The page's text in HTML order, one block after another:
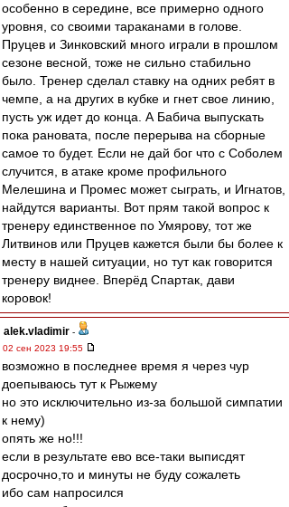
особенно в середине, все примерно одного
уровня, со своими тараканами в голове.
Пруцев и Зинковский много играли в прошлом
сезоне весной, тоже не сильно стабильно
было. Тренер сделал ставку на одних ребят в
чемпе, а на других в кубке и гнет свое линию,
пусть уж идет до конца. А Бабича выпускать
пока рановата, после перерыва на сборные
самое то будет. Если не дай бог что с Соболем
случится, в атаке кроме профильного
Мелешина и Промес может сыграть, и Игнатов,
найдутся варианты. Вот прям такой вопрос к
тренеру единственное по Умярову, тот же
Литвинов или Пруцев кажется были бы более к
месту в нашей ситуации, но тут как говорится
тренеру виднее. Вперёд Спартак, дави
коровок!
alek.vladimir -
02 сен 2023 19:55
возможно в последнее время я через чур
доепываюсь тут к Рыжему
но это исключительно из-за большой симпатии
к нему)
опять же но!!!
если в результате ево все-таки выписдят
досрочно,то и минуты не буду сожалеть
ибо сам напросился